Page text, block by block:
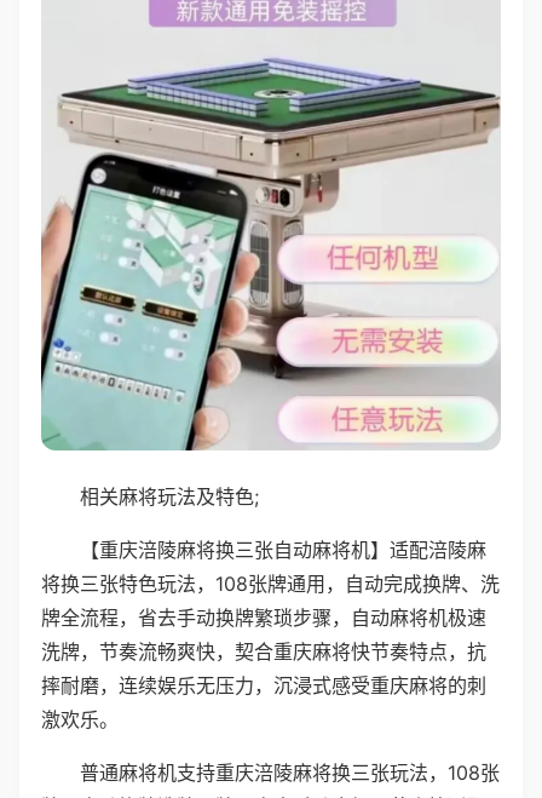
相关麻将玩法及特色;
【重庆涪陵麻将换三张自动麻将机】适配涪陵麻
将换三张特色玩法，108张牌通用，自动完成换牌、洗
牌全流程，省去手动换牌繁琐步骤，自动麻将机极速
洗牌，节奏流畅爽快，契合重庆麻将快节奏特点，抗
摔耐磨，连续娱乐无压力，沉浸式感受重庆麻将的刺
激欢乐。
普通麻将机支持重庆涪陵麻将换三张玩法，108张